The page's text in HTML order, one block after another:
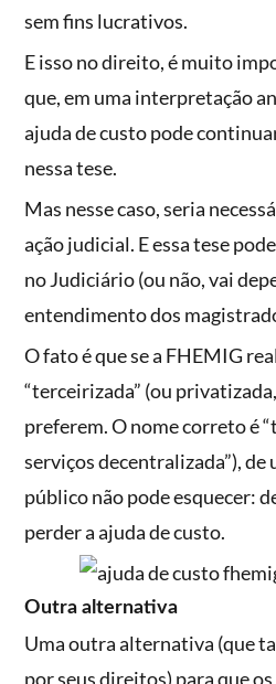
sem fins lucrativos.
E isso no direito, é muito
que, em uma interpretação
ajuda de custo pode
nessa tese.
Mas nesse caso, seria
ação judicial. E essa tese
no Judiciário (ou não, vai
entendimento dos
O fato é que se a FHEMIG
“terceirizada” (ou
preferem. O nome correto é
serviços decentralizada”), de
público não pode esquecer:
perder a ajuda de custo.
Outra alternativa
Uma outra alternativa (que
por seus direitos) para que